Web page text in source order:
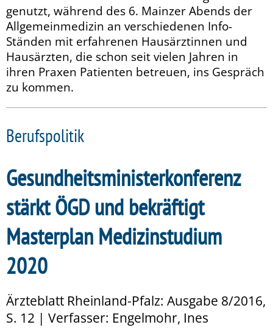
genutzt, während des 6. Mainzer Abends der
Allgemeinmedizin an verschiedenen Info-
Ständen mit erfahrenen Hausärztinnen und
Hausärzten, die schon seit vielen Jahren in
ihren Praxen Patienten betreuen, ins Gespräch
zu kommen.
Berufspolitik
Gesundheitsministerkonferenz
stärkt ÖGD und bekräftigt
Masterplan Medizinstudium
2020
Ärzteblatt Rheinland-Pfalz: Ausgabe 8/2016,
S. 12 | Verfasser: Engelmohr, Ines